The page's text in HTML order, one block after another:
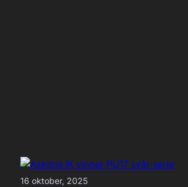
16 oktober, 2025